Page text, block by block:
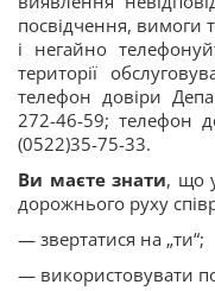
посвідчення, вимоги
і негайно
території
телефон довіри
272-46-59; телефон
(0522)35-75-33.
Ви маєте знати, що
дорожнього руху
— звертатися на „ти“;
— використовувати